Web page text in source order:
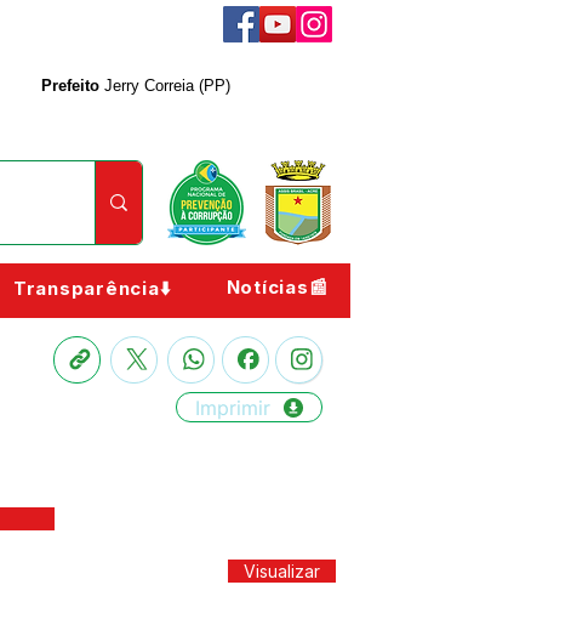
Prefeito Jerry Correia (PP)
Transparência⬇️ Notícias📰
Imprimir
Visualizar